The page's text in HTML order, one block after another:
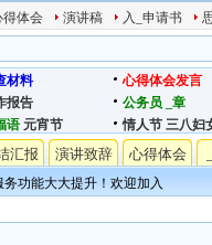
得体会 演讲稿 入_申请书
材料
心得体会发言
报告
公务员
_章
语 元宵节 情人节 三八妇
汇报 演讲致辞 心得体会
功能大大提升！欢迎加入